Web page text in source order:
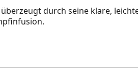
durch seine klare,